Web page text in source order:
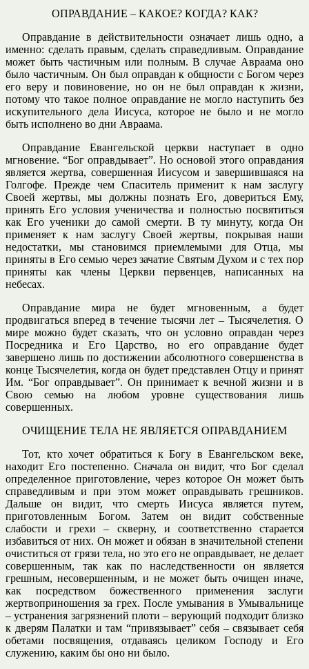
ОПРАВДАНИЕ – КАКОЕ? КОГДА? КАК?
Оправдание в действительности означает лишь одно, а
именно: сделать правым, сделать справедливым. Оправдание
может быть частичным или полным. В случае Авраама оно
было частичным. Он был оправдан к общности с Богом через
его веру и повиновение, но он не был оправдан к жизни,
потому что такое полное оправдание не могло наступить без
искупительного дела Иисуса, которое не было и не могло
быть исполнено во дни Авраама.
Оправдание Евангельской церкви наступает в одно
мгновение. “Бог оправдывает”. Но основой этого оправдания
является жертва, совершенная Иисусом и завершившаяся на
Голгофе. Прежде чем Спаситель применит к нам заслугу
Своей жертвы, мы должны познать Его, довериться Ему,
принять Его условия ученичества и полностью посвятиться
как Его ученики до самой смерти. В ту минуту, когда Он
применяет к нам заслугу Своей жертвы, покрывая наши
недостатки, мы становимся приемлемыми для Отца, мы
приняты в Его семью через зачатие Святым Духом и с тех пор
приняты как члены Церкви первенцев, написанных на
небесах.
Оправдание мира не будет мгновенным, а будет
продвигаться вперед в течение тысячи лет – Тысячелетия. О
мире можно будет сказать, что он условно оправдан через
Посредника и Его Царство, но его оправдание будет
завершено лишь по достижении абсолютного совершенства в
конце Тысячелетия, когда он будет представлен Отцу и принят
Им. “Бог оправдывает”. Он принимает к вечной жизни и в
Свою семью на любом уровне существования лишь
совершенных.
ОЧИЩЕНИЕ ТЕЛА НЕ ЯВЛЯЕТСЯ ОПРАВДАНИЕМ
Тот, кто хочет обратиться к Богу в Евангельском веке,
находит Его постепенно. Сначала он видит, что Бог сделал
определенное приготовление, через которое Он может быть
справедливым и при этом может оправдывать грешников.
Дальше он видит, что смерть Иисуса является путем,
приготовленным Богом. Затем он видит собственные
слабости и грехи – скверну, и соответственно старается
избавиться от них. Он может и обязан в значительной степени
очиститься от грязи тела, но это его не оправдывает, не делает
совершенным, так как по наследственности он является
грешным, несовершенным, и не может быть очищен иначе,
как посредством божественного применения заслуги
жертвоприношения за грех. После умывания в Умывальнице
– устранения загрязнений плоти – верующий подходит близко
к дверям Палатки и там “привязывает” себя – связывает себя
обетами посвящения, отдаваясь целиком Господу и Его
служению, каким бы оно ни было.